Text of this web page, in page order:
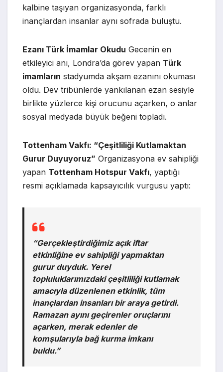
kalbine taşıyan organizasyonda, farklı
inançlardan insanlar aynı sofrada buluştu.
Ezanı Türk İmamlar Okudu Gecenin en
etkileyici anı, Londra’da görev yapan Türk
imamların stadyumda akşam ezanını okuması
oldu. Dev tribünlerde yankılanan ezan sesiyle
birlikte yüzlerce kişi orucunu açarken, o anlar
sosyal medyada büyük beğeni topladı.
Tottenham Vakfı: “Çeşitliliği Kutlamaktan
Gurur Duyuyoruz” Organizasyona ev sahipliği
yapan Tottenham Hotspur Vakfı, yaptığı
resmi açıklamada kapsayıcılık vurgusu yaptı:
“Gerçekleştirdiğimiz açık iftar
etkinliğine ev sahipliği yapmaktan
gurur duyduk. Yerel
topluluklarımızdaki çeşitliliği kutlamak
amacıyla düzenlenen etkinlik, tüm
inançlardan insanları bir araya getirdi.
Ramazan ayını geçirenler oruçlarını
açarken, merak edenler de
komşularıyla bağ kurma imkanı
buldu.”